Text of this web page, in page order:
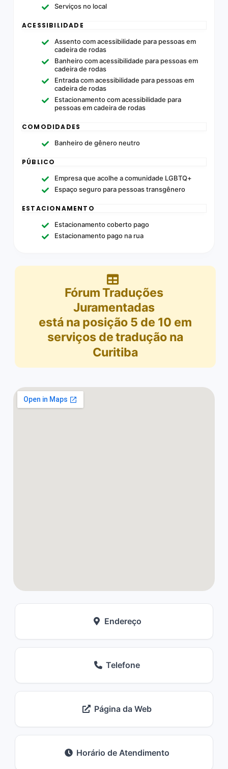
Serviços no local
ACESSIBILIDADE
Assento com acessibilidade para pessoas em
cadeira de rodas
Banheiro com acessibilidade para pessoas em
cadeira de rodas
Entrada com acessibilidade para pessoas em
cadeira de rodas
Estacionamento com acessibilidade para
pessoas em cadeira de rodas
COMODIDADES
Banheiro de gênero neutro
PÚBLICO
Empresa que acolhe a comunidade LGBTQ+
Espaço seguro para pessoas transgênero
ESTACIONAMENTO
Estacionamento coberto pago
Estacionamento pago na rua
Fórum Traduções
Juramentadas
está na posição 5 de 10 em
serviços de tradução na
Curitiba
Endereço
Telefone
Página da Web
Horário de Atendimento